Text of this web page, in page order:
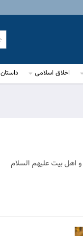
اخلاق اسلامی داستان
از 300 آیه در شأن و منزلت حضرت علی و اهل بیت علیهم السلام